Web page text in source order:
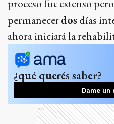
proceso fue extenso
permanecerdos días
ahora iniciará la
¿qué querés saber?
Dame un
Ads